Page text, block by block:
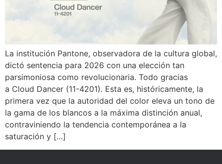
La institución Pantone, observadora de la cultura global,
dictó sentencia para 2026 con una elección tan
parsimoniosa como revolucionaria. Todo gracias
a Cloud Dancer (11-4201). Esta es, históricamente, la
primera vez que la autoridad del color eleva un tono de
la gama de los blancos a la máxima distinción anual,
contraviniendo la tendencia contemporánea a la
saturación y […]